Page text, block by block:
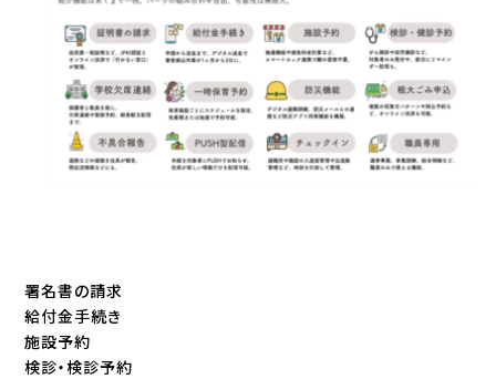
署名書の請求
給付金手続き
施設予約
検診・検診予約